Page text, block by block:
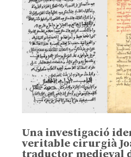
Una investigació
veritable cirurgià